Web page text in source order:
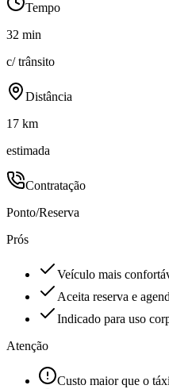
Tempo
32 min
c/ trânsito
Distância
17 km
estimada
Contratação
Ponto/Reserva
Prós
Veículo mais
Aceita reserva e
Indicado para uso
Atenção
Custo maior que o